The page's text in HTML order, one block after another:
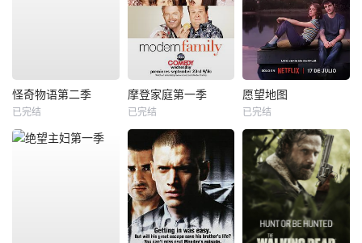
怪奇物语第二季
已完结
摩登家庭第一季
已完结
愿望地图
已完结